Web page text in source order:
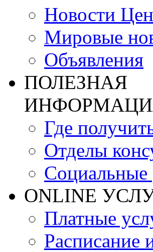
Новости
Мировые
Объявления
ПОЛЕЗНАЯ
Где
Отделы
Социальные
ONLINE
Платные
Расписание